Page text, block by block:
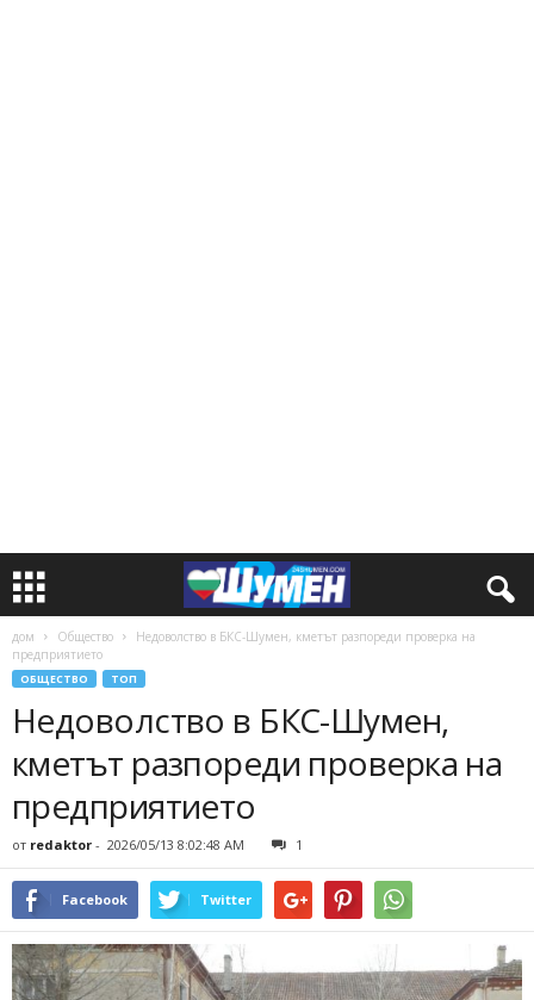
дом Общество
Недоволство в БКС-Шумен, кметът разпореди проверка на
предприятието
ОБЩЕСТВО ТОП
Недоволство в БКС-Шумен,
кметът разпореди проверка на
предприятието
от redaktor - 2026/05/13 8:02:48 AM 1
Facebook Twitter